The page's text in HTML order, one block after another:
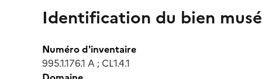
Identification du bien
Numéro d'inventaire
995.1.176.1 A ; CL1.4.1